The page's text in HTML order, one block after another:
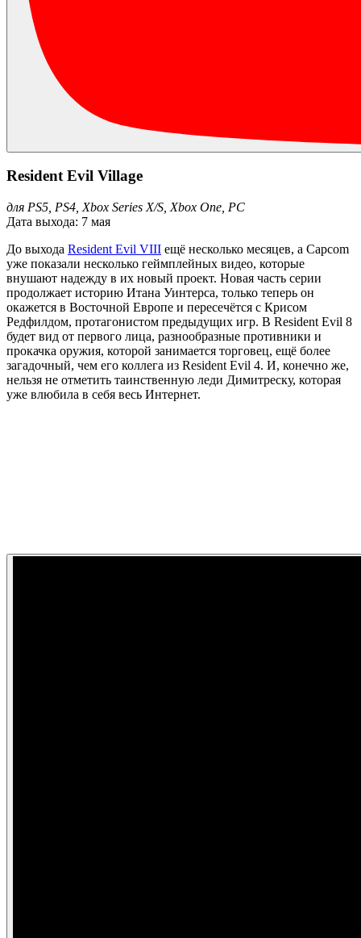
Resident Evil Village
для PS5, PS4, Xbox Series X/S, Xbox One, PC
Дата выхода: 7 мая
До выхода Resident Evil VIII ещё несколько месяцев, а Capcom
уже показали несколько геймплейных видео, которые
внушают надежду в их новый проект. Новая часть серии
продолжает историю Итана Уинтерса, только теперь он
окажется в Восточной Европе и пересечётся с Крисом
Редфилдом, протагонистом предыдущих игр. В Resident Evil 8
будет вид от первого лица, разнообразные противники и
прокачка оружия, которой занимается торговец, ещё более
загадочный, чем его коллега из Resident Evil 4. И, конечно же,
нельзя не отметить таинственную леди Димитреску, которая
уже влюбила в себя весь Интернет.